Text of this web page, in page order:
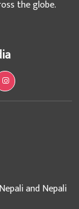
the globe.
and Nepali